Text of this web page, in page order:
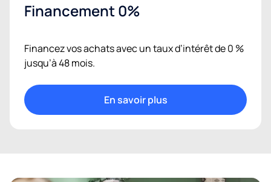
Financement 0%
Financez vos achats avec un taux d’intérêt de 0 %
jusqu’à 48 mois.
En savoir plus